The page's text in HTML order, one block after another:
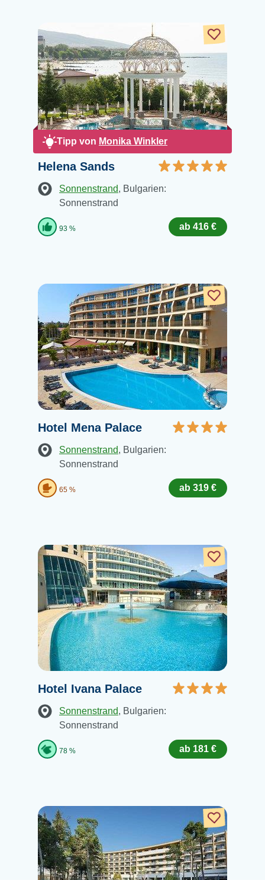
Tipp von Monika Winkler
Helena Sands
Sonnenstrand, Bulgarien:
Sonnenstrand
93 % ab 416 €
Hotel Mena Palace
Sonnenstrand, Bulgarien:
Sonnenstrand
65 % ab 319 €
Hotel Ivana Palace
Sonnenstrand, Bulgarien:
Sonnenstrand
78 % ab 181 €